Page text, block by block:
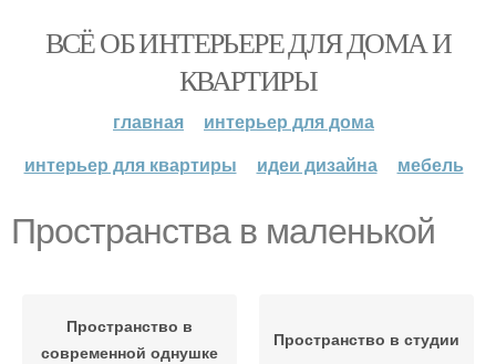
ВСЁ ОБ ИНТЕРЬЕРЕ ДЛЯ ДОМА И
КВАРТИРЫ
главная
интерьер для дома
интерьер для квартиры
идеи дизайна мебель
Пространства в маленькой
Пространство в
современной однушке
Пространство в студии